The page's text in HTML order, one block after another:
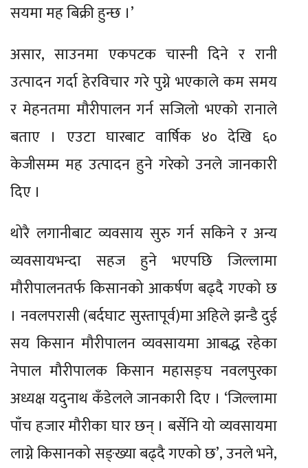
सयमा मह बिक्री हुन्छ ।’
असार, साउनमा एकपटक चास्नी दिने र रानी
उत्पादन गर्दा हेरविचार गरे पुग्ने भएकाले कम समय
र मेहनतमा मौरीपालन गर्न सजिलो भएको रानाले
बताए । एउटा घारबाट वार्षिक ४० देखि ६०
केजीसम्म मह उत्पादन हुने गरेको उनले जानकारी
दिए ।
थोरै लगानीबाट व्यवसाय सुरु गर्न सकिने र अन्य
व्यवसायभन्दा सहज हुने भएपछि जिल्लामा
मौरीपालनतर्फ किसानको आकर्षण बढ्दै गएको छ
। नवलपरासी (बर्दघाट सुस्तापूर्व)मा अहिले झन्डै दुई
सय किसान मौरीपालन व्यवसायमा आबद्ध रहेका
नेपाल मौरीपालक किसान महासङ्घ नवलपुरका
अध्यक्ष यदुनाथ कँडेलले जानकारी दिए । ‘जिल्लामा
पाँच हजार मौरीका घार छन् । बर्सेनि यो व्यवसायमा
लाग्ने किसानको सङ्ख्या बढ्दै गएको छ’, उनले भने,